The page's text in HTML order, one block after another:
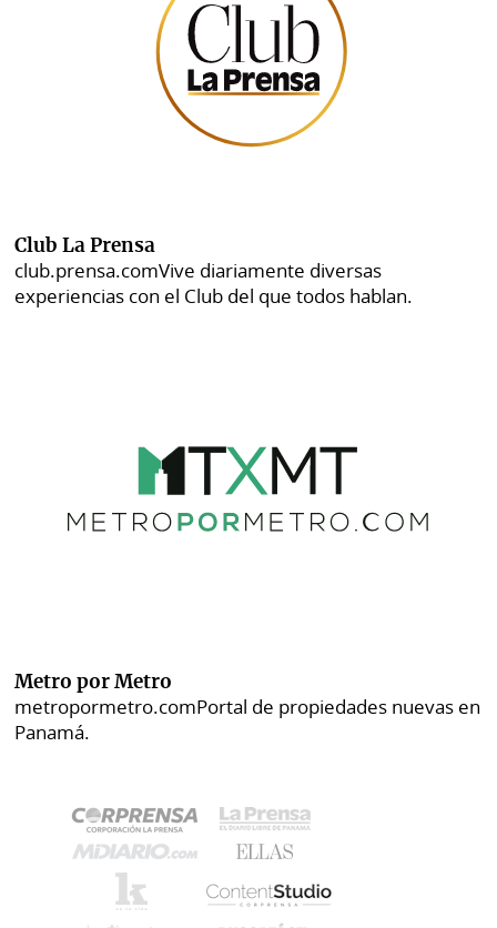
Club La Prensa
club.prensa.comVive diariamente diversas
experiencias con el Club del que todos hablan.
Metro por Metro
metropormetro.comPortal de propiedades nuevas en
Panamá.